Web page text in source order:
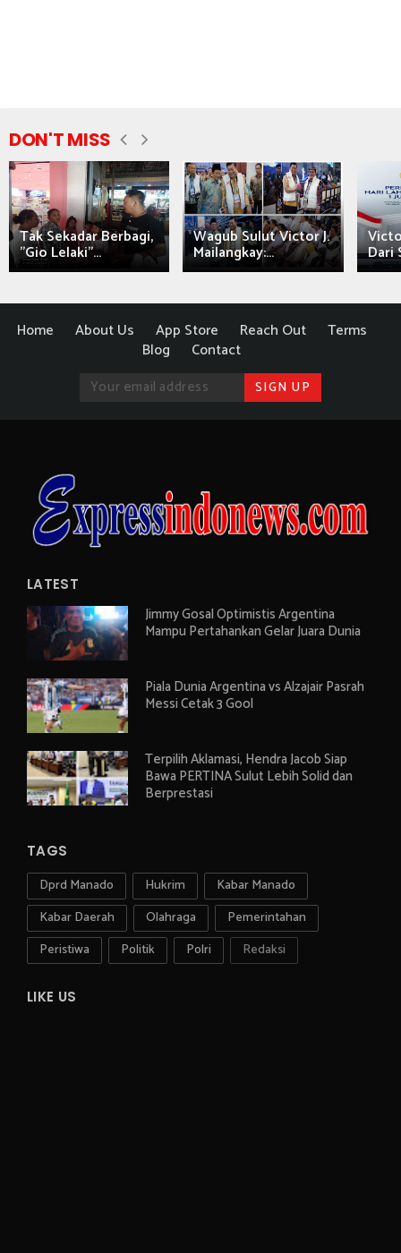
DON'T MISS
Tak Sekadar Berbagi,
"Gio Lelaki"...
Wagub Sulut Victor J.
Mailangkay:... Dari
Home About Us App Store Reach Out
Terms
Blog
Contact
LATEST
Jimmy Gosal Optimistis Argentina
Mampu Pertahankan Gelar Juara Dunia
Piala Dunia Argentina vs Alzajair Pasrah
Messi Cetak 3 Gool
Terpilih Aklamasi, Hendra Jacob Siap
Bawa PERTINA Sulut Lebih Solid dan
Berprestasi
TAGS
Dprd Manado Hukrim
Kabar Manado
Kabar Daerah
Olahraga
Pemerintahan
Peristiwa
Politik Polri Redaksi
LIKE US